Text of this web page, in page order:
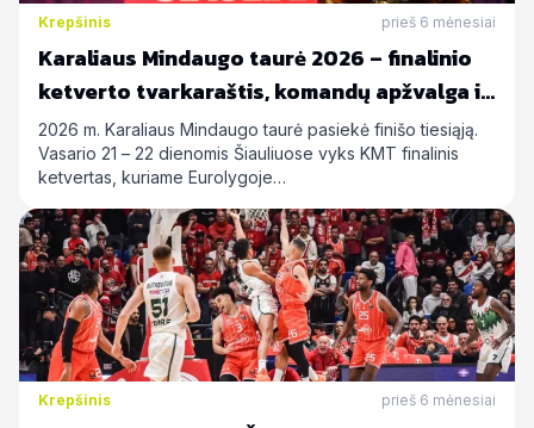
Krepšinis prieš 6 mėnesiai
Karaliaus Mindaugo taurė 2026 – finalinio
ketverto tvarkaraštis, komandų apžvalga ir
statymų prognozės
2026 m. Karaliaus Mindaugo taurė pasiekė finišo tiesiąją.
Vasario 21 – 22 dienomis Šiauliuose vyks KMT finalinis
ketvertas, kuriame Eurolygoje…
Krepšinis prieš 6 mėnesiai